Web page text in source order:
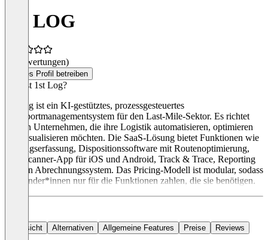
1st LOG
(0 Bewertungen)
Dieses Profil betreiben
Was ist 1st Log?
1st Log ist ein KI-gestütztes, prozessgesteuertes
Transportmanagementsystem für den Last-Mile-Sektor. Es richtet
sich an Unternehmen, die ihre Logistik automatisieren, optimieren
und visualisieren möchten. Die SaaS-Lösung bietet Funktionen wie
Auftragserfassung, Dispositionssoftware mit Routenoptimierung,
eine Scanner-App für iOS und Android, Track & Trace, Reporting
und ein Abrechnungssystem. Das Pricing-Modell ist modular, sodass
Anwender*innen nur für die Funktionen zahlen, die sie benötigen.
Übersicht Alternativen Allgemeine Features Preise Reviews